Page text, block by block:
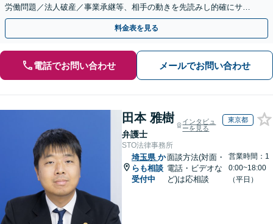
労働問題／法人破産／事業承継等、相手の動きを先読みし的確にサポ
ート。顧問契約料は柔軟に調整【完全個室】【大宮駅3分】
料金表を見る
電話でお問い合わせ メールでお問い合わせ
田本 雅樹
弁護士
インタビュ
ーを見る
東京都
STO法律事務所
埼玉県 か
らも相談
受付中
面談方法(対面・
電話・ビデオな
ど)は応相談
営業時間：1
0:00~18:00
（平日）